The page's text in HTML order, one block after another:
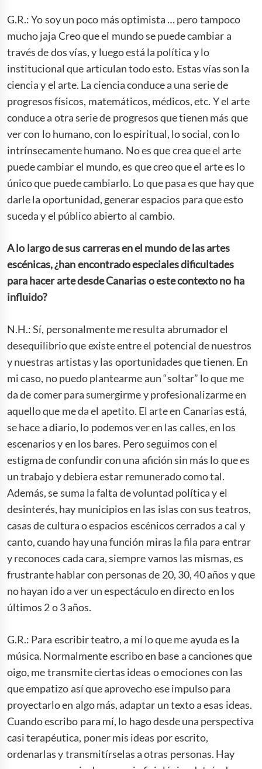
G.R.: Yo soy un poco más optimista … pero tampoco
mucho jaja Creo que el mundo se puede cambiar a
través de dos vías, y luego está la política y lo
institucional que articulan todo esto. Estas vías son la
ciencia y el arte. La ciencia conduce a una serie de
progresos físicos, matemáticos, médicos, etc. Y el arte
conduce a otra serie de progresos que tienen más que
ver con lo humano, con lo espiritual, lo social, con lo
intrínsecamente humano. No es que crea que el arte
puede cambiar el mundo, es que creo que el arte es lo
único que puede cambiarlo. Lo que pasa es que hay que
darle la oportunidad, generar espacios para que esto
suceda y el público abierto al cambio.
A lo largo de sus carreras en el mundo de las artes
escénicas, ¿han encontrado especiales dificultades
para hacer arte desde Canarias o este contexto no ha
influido?
N.H.: Sí, personalmente me resulta abrumador el
desequilibrio que existe entre el potencial de nuestros
y nuestras artistas y las oportunidades que tienen. En
mi caso, no puedo plantearme aun “soltar” lo que me
da de comer para sumergirme y profesionalizarme en
aquello que me da el apetito. El arte en Canarias está,
se hace a diario, lo podemos ver en las calles, en los
escenarios y en los bares. Pero seguimos con el
estigma de confundir con una afición sin más lo que es
un trabajo y debiera estar remunerado como tal.
Además, se suma la falta de voluntad política y el
desinterés, hay municipios en las islas con sus teatros,
casas de cultura o espacios escénicos cerrados a cal y
canto, cuando hay una función miras la fila para entrar
y reconoces cada cara, siempre vamos las mismas, es
frustrante hablar con personas de 20, 30, 40 años y que
no hayan ido a ver un espectáculo en directo en los
últimos 2 o 3 años.
G.R.: Para escribir teatro, a mí lo que me ayuda es la
música. Normalmente escribo en base a canciones que
oigo, me transmite ciertas ideas o emociones con las
que empatizo así que aprovecho ese impulso para
proyectarlo en algo más, adaptar un texto a esas ideas.
Cuando escribo para mí, lo hago desde una perspectiva
casi terapéutica, poner mis ideas por escrito,
ordenarlas y transmitírselas a otras personas. Hay